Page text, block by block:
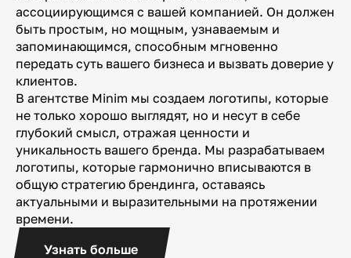
ассоциирующимся с вашей компанией. Он должен
быть простым, но мощным, узнаваемым и
запоминающимся, способным мгновенно
передать суть вашего бизнеса и вызвать доверие у
клиентов.
В агентстве Minim мы создаем логотипы, которые
не только хорошо выглядят, но и несут в себе
глубокий смысл, отражая ценности и
уникальность вашего бренда. Мы разрабатываем
логотипы, которые гармонично вписываются в
общую стратегию брендинга, оставаясь
актуальными и выразительными на протяжении
времени.
Узнать больше